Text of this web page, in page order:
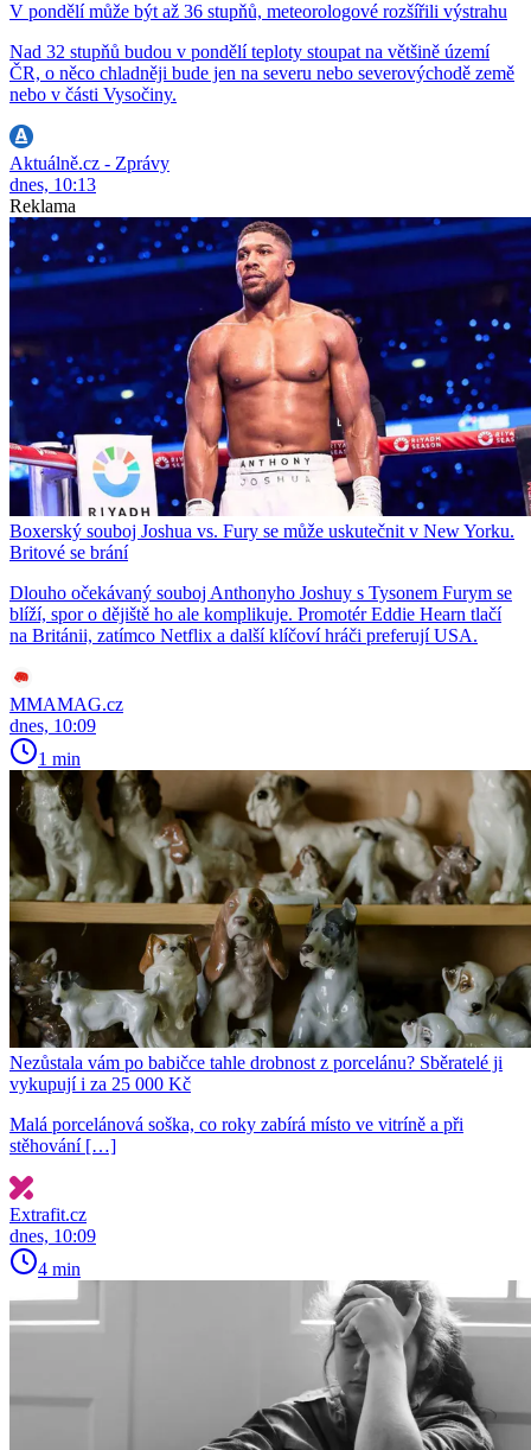
V pondělí může být až 36 stupňů, meteorologové rozšířili výstrahu
Nad 32 stupňů budou v pondělí teploty stoupat na většině území
ČR, o něco chladněji bude jen na severu nebo severovýchodě země
nebo v části Vysočiny.
Aktuálně.cz - Zprávy
dnes, 10:13
Reklama
Boxerský souboj Joshua vs. Fury se může uskutečnit v New Yorku.
Britové se brání
Dlouho očekávaný souboj Anthonyho Joshuy s Tysonem Furym se
blíží, spor o dějiště ho ale komplikuje. Promotér Eddie Hearn tlačí
na Británii, zatímco Netflix a další klíčoví hráči preferují USA.
MMAMAG.cz
dnes, 10:09
1 min
Nezůstala vám po babičce tahle drobnost z porcelánu? Sběratelé ji
vykupují i za 25 000 Kč
Malá porcelánová soška, co roky zabírá místo ve vitríně a při
stěhování […]
Extrafit.cz
dnes, 10:09
4 min